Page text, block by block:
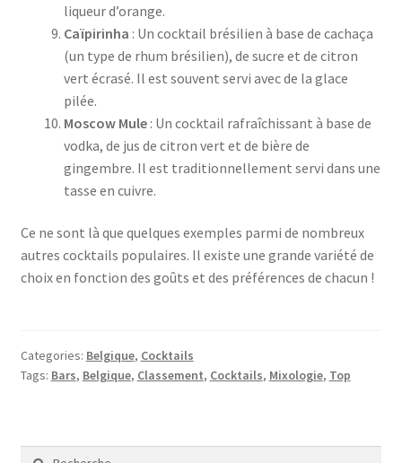
liqueur d’orange.
Caïpirinha : Un cocktail brésilien à base de cachaça
(un type de rhum brésilien), de sucre et de citron
vert écrasé. Il est souvent servi avec de la glace
pilée.
Moscow Mule: Un cocktail rafraîchissant à base de
vodka, de jus de citron vert et de bière de
gingembre. Il est traditionnellement servi dans une
tasse en cuivre.
Ce ne sont là que quelques exemples parmi de nombreux
autres cocktails populaires. Il existe une grande variété de
choix en fonction des goûts et des préférences de chacun !
Categories: Belgique, Cocktails
Tags: Bars, Belgique, Classement, Cocktails, Mixologie, Top